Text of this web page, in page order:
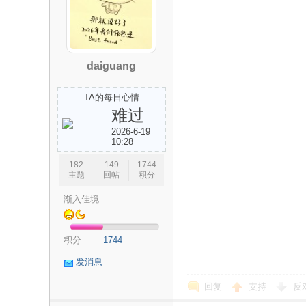
daiguang
TA的每日心情
难过
2026-6-19
10:28
182
主题
149
回帖
1744
积分
渐入佳境
积分 1744
发消息
回复 支持 反